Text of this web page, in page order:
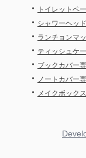
・ トイレットペ
・ シャワーヘッ
・ ランチョンマ
・ ティッシュケ
・ ブックカバー
・ ノートカバー
・ メイクボック